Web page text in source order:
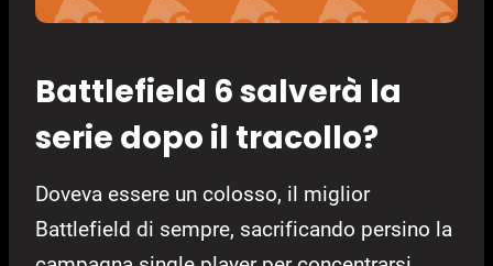
Battlefield 6 salverà la
serie dopo il tracollo?
Doveva essere un colosso, il miglior
Battlefield di sempre, sacrificando persino la